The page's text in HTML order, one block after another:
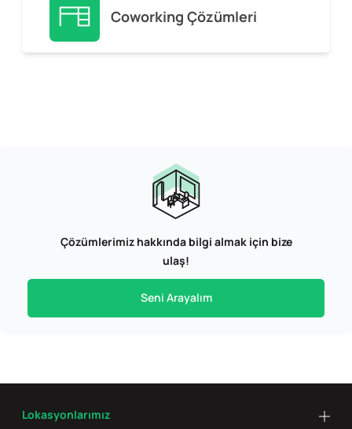
Coworking Çözümleri
Çözümlerimiz hakkında bilgi almak için bize
ulaş!
Seni Arayalım
Lokasyonlarımız